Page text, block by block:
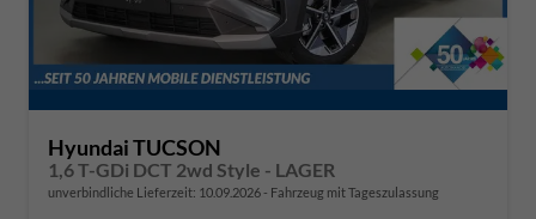
Hyundai TUCSON
1,6 T-GDi DCT 2wd Style - LAGER
unverbindliche Lieferzeit: 10.09.2026 Fahrzeug mit Tageszulassung